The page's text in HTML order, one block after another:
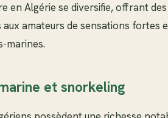
en Algérie se diversifie, offrant des
amateurs de sensations fortes
marines.
et snorkeling